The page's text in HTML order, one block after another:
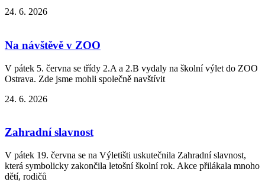
24. 6. 2026
Na návštěvě v ZOO
V pátek 5. června se třídy 2.A a 2.B vydaly na školní výlet do ZOO
Ostrava. Zde jsme mohli společně navštívit
24. 6. 2026
Zahradní slavnost
V pátek 19. června se na Výletišti uskutečnila Zahradní slavnost,
která symbolicky zakončila letošní školní rok. Akce přilákala mnoho
dětí, rodičů